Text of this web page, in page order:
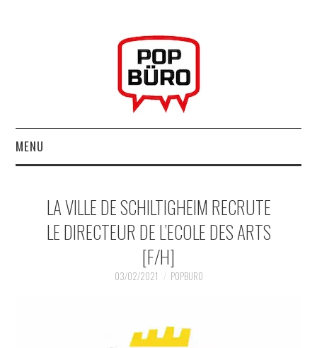
MENU
MUSIQUESACTUELLES.NET
LA VILLE DE SCHILTIGHEIM RECRUTE
LE DIRECTEUR DE L’ECOLE DES ARTS
[F/H]
03/02/2021 POPBURO